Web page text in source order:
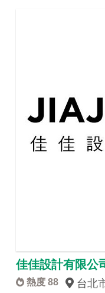
佳佳設計有限公
熱度 88
台北